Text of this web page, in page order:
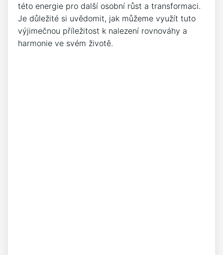
této energie pro další osobní‍ růst​ a transformaci.
Je ‍důležité ‍si uvědomit, jak můžeme využít tuto
výjimečnou⁣ příležitost k nalezení rovnováhy a
harmonie ve svém životě.